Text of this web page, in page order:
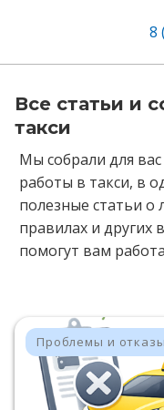
8
Все статьи и
такси
Мы собрали для
работы в такси, в
полезные статьи о
правилах и других
помогут вам
Проблемы и отказы